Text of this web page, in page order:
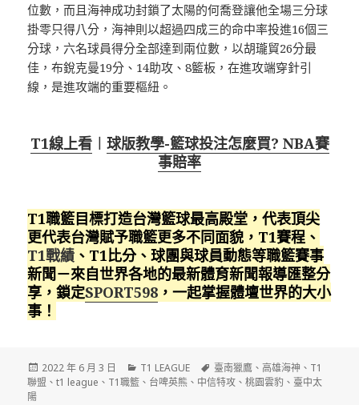
位數，而且海神成功封鎖了太陽的何喬登讓他全場三分球
掛零只得八分，海神則以超過四成三的命中率投進16個三
分球，六名球員得分全部達到兩位數，以胡瓏貿26分最
佳，布銳克曼19分、14助攻、8籃板，在進攻端穿針引
線，是進攻端的重要樞紐。
T1線上看︱ 球版教學-籃球投注怎麼買? NBA賽
事賠率
T1職籃目標打造台灣籃球最高殿堂，代表頂尖
更代表台灣賦予職籃更多不同面貌，T1賽程、
T1戰績 、T1比分、球團與球員動態等職籃賽事
新聞－來自世界各地的最新體育新聞報導匯整分
享，鎖定SPORT598 ，一起掌握體壇世界的大小
事！
發
佈
2022 年 6 月 3 日
分
類
T1 LEAGUE
標
籤
臺南獵鷹 、高雄海神 、 T1
聯盟 、t1 league 、 T1職籃 、 台啤英熊 、 中信特攻 、桃園雲豹 、 臺中太
陽